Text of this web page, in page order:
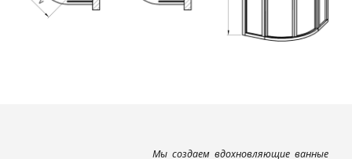
Мы создаем вдохновляющие ванные